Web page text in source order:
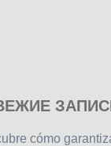
cómo